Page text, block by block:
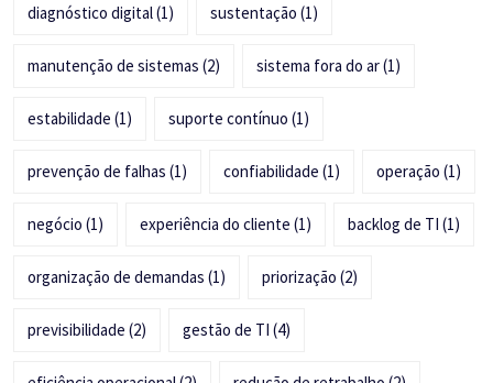
diagnóstico digital(1) sustentação (1)
manutenção de sistemas (2) sistema fora do ar(1)
estabilidade (1) suporte contínuo (1)
prevenção de falhas (1) confiabilidade (1) operação (1)
negócio (1) experiência do cliente (1) backlog de TI (1)
organização de demandas (1) priorização (2)
previsibilidade (2) gestão de TI (4)